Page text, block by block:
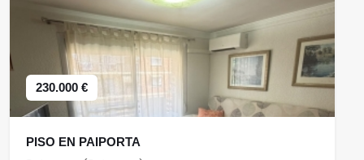
230.000 €
PISO EN PAIPORTA